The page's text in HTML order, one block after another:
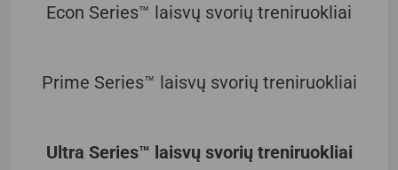
Econ Series™ laisvų svorių treniruokliai
Prime Series™ laisvų svorių treniruokliai
Ultra Series™ laisvų svorių treniruokliai